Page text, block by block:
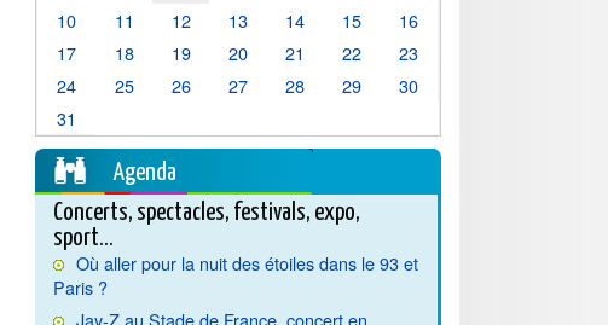
10
11 12 13 14 15
16
17
18 19 20 21 22
23
24
25 26 27 28 29
30
31
Agenda
Concerts, spectacles, festivals, expo,
sport...
Où aller pour la nuit des étoiles dans le 93 et
Paris ?
Jay-Z au Stade de France, concert en